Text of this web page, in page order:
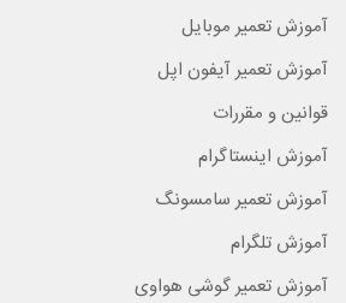
آموزش تعمیر موبایل
آموزش تعمیر آیفون اپل
قوانین و مقررات
آموزش اینستاگرام
آموزش تعمیر سامسونگ
آموزش تلگرام
آموزش تعمیر گوشی هواوی